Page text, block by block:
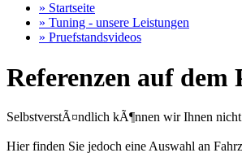
» Startseite
» Tuning - unsere Leistungen
» Pruefstandsvideos
Referenzen auf
SelbstverstÃ¤ndlich kÃ¶nnen wir Ihnen
Hier finden Sie jedoch eine Auswahl an